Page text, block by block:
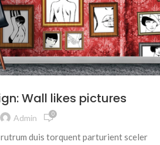
Wall likes pictures
Admin 0
duis torquent parturient sceler